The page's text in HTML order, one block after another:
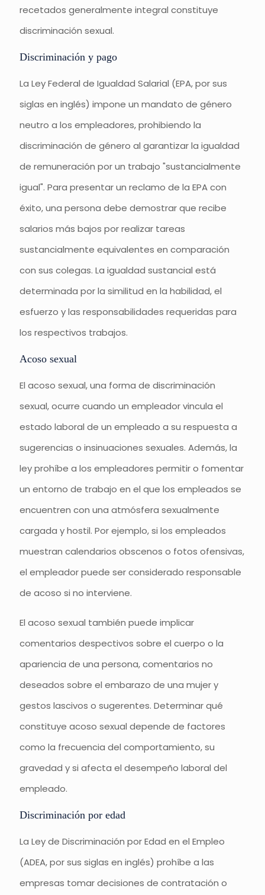
recetados generalmente integral constituye
discriminación sexual.
Discriminación y pago
La Ley Federal de Igualdad Salarial (EPA, por sus
siglas en inglés) impone un mandato de género
neutro a los empleadores, prohibiendo la
discriminación de género al garantizar la igualdad
de remuneración por un trabajo "sustancialmente
igual". Para presentar un reclamo de la EPA con
éxito, una persona debe demostrar que recibe
salarios más bajos por realizar tareas
sustancialmente equivalentes en comparación
con sus colegas. La igualdad sustancial está
determinada por la similitud en la habilidad, el
esfuerzo y las responsabilidades requeridas para
los respectivos trabajos.
Acoso sexual
El acoso sexual, una forma de discriminación
sexual, ocurre cuando un empleador vincula el
estado laboral de un empleado a su respuesta a
sugerencias o insinuaciones sexuales. Además, la
ley prohíbe a los empleadores permitir o fomentar
un entorno de trabajo en el que los empleados se
encuentren con una atmósfera sexualmente
cargada y hostil. Por ejemplo, si los empleados
muestran calendarios obscenos o fotos ofensivas,
el empleador puede ser considerado responsable
de acoso si no interviene.
El acoso sexual también puede implicar
comentarios despectivos sobre el cuerpo o la
apariencia de una persona, comentarios no
deseados sobre el embarazo de una mujer y
gestos lascivos o sugerentes. Determinar qué
constituye acoso sexual depende de factores
como la frecuencia del comportamiento, su
gravedad y si afecta el desempeño laboral del
empleado.
Discriminación por edad
La Ley de Discriminación por Edad en el Empleo
(ADEA, por sus siglas en inglés) prohíbe a las
empresas tomar decisiones de contratación o